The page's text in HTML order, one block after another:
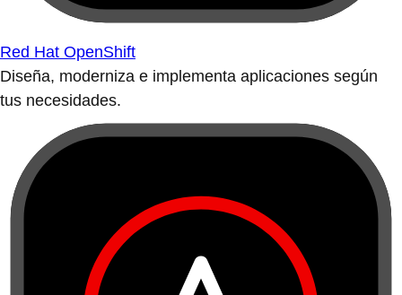
Red Hat OpenShift
Diseña, moderniza e implementa aplicaciones según
tus necesidades.